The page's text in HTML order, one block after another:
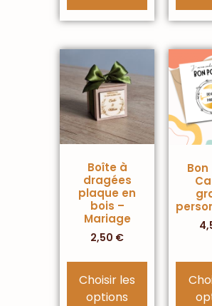
Boîte à
dragées
plaque en
bois –
Mariage
2,50 €
Choisir les
options